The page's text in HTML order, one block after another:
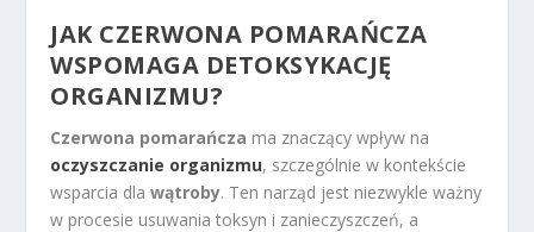
JAK CZERWONA POMARAŃCZA
WSPOMAGA DETOKSYKACJĘ
ORGANIZMU?
Czerwona pomarańcza ma znaczący wpływ na
oczyszczanie organizmu, szczególnie w kontekście
wsparcia dlawątroby. Ten narząd jest niezwykle ważny
w procesie usuwania toksyn i zanieczyszczeń, a